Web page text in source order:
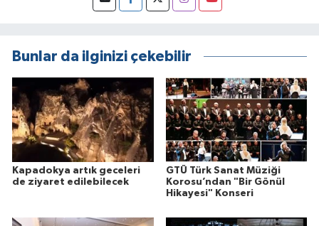
Bunlar da ilginizi çekebilir
Kapadokya artık geceleri
de ziyaret edilebilecek
GTÜ Türk Sanat Müziği
Korosu’ndan "Bir Gönül
Hikayesi" Konseri